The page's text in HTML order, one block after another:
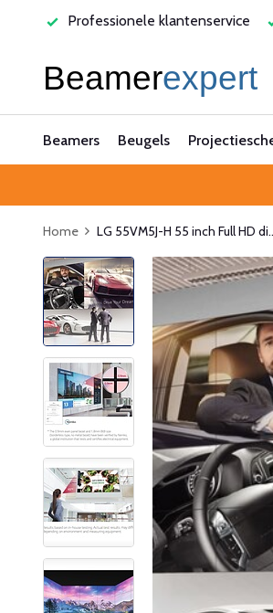
Originele
Beamers Beugels
Home LG 55VM5J-H 55 inch Full HD